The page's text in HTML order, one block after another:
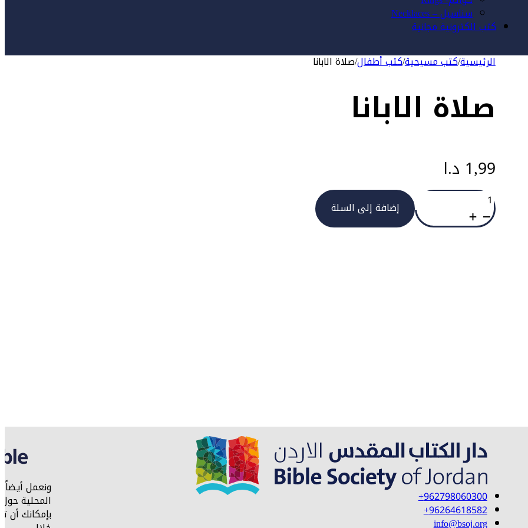
سناسيل – Necklaces
كتب الكترونية مجانية
الرئيسية/كتب مسيحية/كتب أطفال/صلاة الابانا
صلاة الابانا
1,99 د.ا
كمية
صلاة
الابانا إضافة إلى السلة
962798060300+
96264618582+
info@bsoj.org
ونعمل
المحلية
بإمكانك أن